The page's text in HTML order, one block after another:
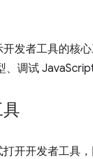
发者工具的核
、调试
开开发者工具